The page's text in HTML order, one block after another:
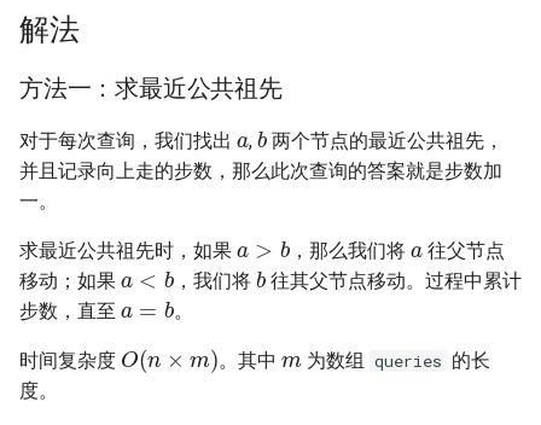
径
35. 复杂链表的复制
36. 二叉搜索树与双向链表
38. 字符串的排列
39. 数组中出现次数超过一半
40. 最小的 k 个数
32. 有效的变位词
33. 变位词组
34. 外星语言是否排序
36. 后缀表达式
38. 每日温度
5.3. 翻转数位
5.4. 下一个数
5.6. 整数转换
5.8. 绘制直线
8.2. 迷路的机器人
解法
方法一：求最近公共祖先
对于每次查询，我们找出 ,
两个节点的最近公共祖先，
并且记录向上走的步数，那么此次查询的答案就是步数加
一。
求最近公共祖先时，如果 ，那么我们将
往父节点
移动；如果
a<b
，我们将
b
往其父节点移动。过程中累计
步数，直至
a =b
。
时间复杂度
O ( )
。其中 为数组 queries 的长
度。